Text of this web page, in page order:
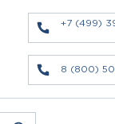
+7 (499)
8 (800)